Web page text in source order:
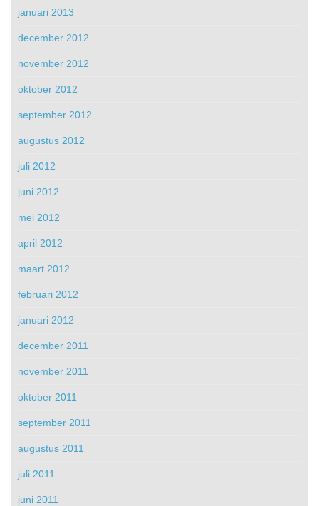
januari 2013
december 2012
november 2012
oktober 2012
september 2012
augustus 2012
juli 2012
juni 2012
mei 2012
april 2012
maart 2012
februari 2012
januari 2012
december 2011
november 2011
oktober 2011
september 2011
augustus 2011
juli 2011
juni 2011